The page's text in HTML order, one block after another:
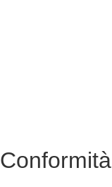
Conformità